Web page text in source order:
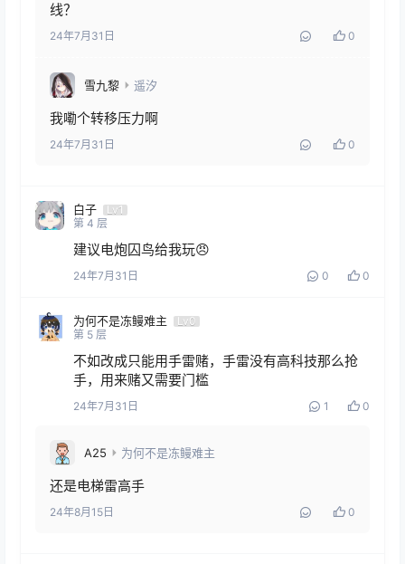
线？
24年7月31日 0
雪九黎 遥汐
我嘞个转移压力啊
24年7月31日 0
白子
Lv1
第 4 层
建议电炮囚鸟给我玩😠
24年7月31日 0 0
为何不是冻鳗难主
Lv0
第 5 层
不如改成只能用手雷赌，手雷没有高科技那么抢
手，用来赌又需要门槛
24年7月31日 1 0
A25 为何不是冻鳗难主
还是电梯雷高手
24年8月15日 0